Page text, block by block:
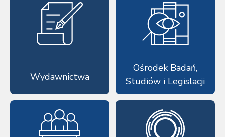
Wydawnictwa
Ośrodek Badań,
Studiów i Legislacji